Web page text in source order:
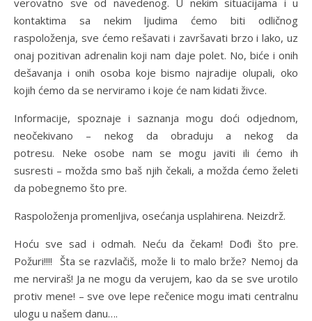
verovatno sve od navedenog. U nekim situacijama i u
kontaktima sa nekim ljudima ćemo biti odličnog
raspoloženja, sve ćemo rešavati i završavati brzo i lako, uz
onaj pozitivan adrenalin koji nam daje polet. No, biće i onih
dešavanja i onih osoba koje bismo najradije olupali, oko
kojih ćemo da se nerviramo i koje će nam kidati živce.
Informacije, spoznaje i saznanja mogu doći odjednom,
neočekivano – nekog da obraduju a nekog da
potresu. Neke osobe nam se mogu javiti ili ćemo ih
susresti – možda smo baš njih čekali, a možda ćemo želeti
da pobegnemo što pre.
Raspoloženja promenljiva, osećanja usplahirena. Neizdrž.
Hoću sve sad i odmah. Neću da čekam! Dođi što pre.
Požuri!!!! Šta se razvlačiš, može li to malo brže? Nemoj da
me nerviraš! Ja ne mogu da verujem, kao da se sve urotilo
protiv mene! – sve ove lepe rečenice mogu imati centralnu
ulogu u našem danu….